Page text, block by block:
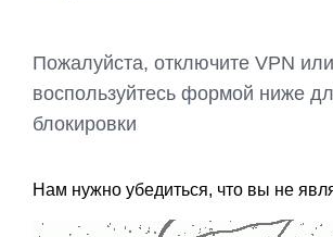
Пожалуйста, отключите VPN или
воспользуйтесь формой ниже
блокировки
Нам нужно убедиться, что вы не